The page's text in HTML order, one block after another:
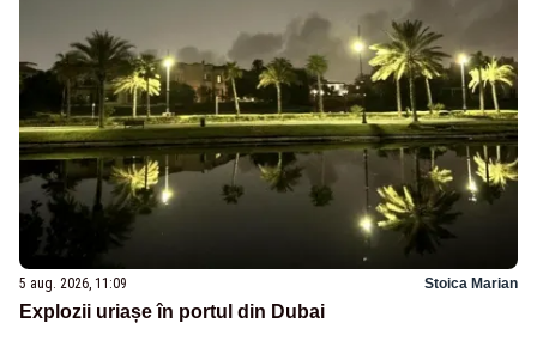
5 aug. 2026, 11:09 Stoica Marian
Explozii uriașe în portul din Dubai